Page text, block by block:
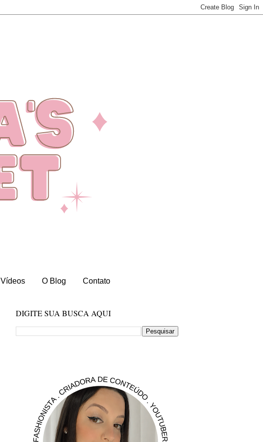
Vídeos O Blog Contato
DIGITE SUA BUSCA AQUI